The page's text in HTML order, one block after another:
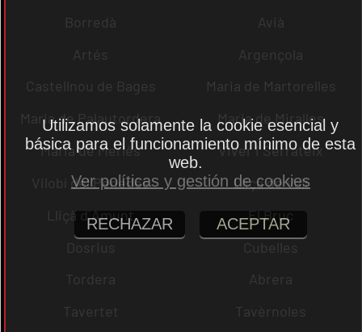
Borredà
Avià
Artés
Argençola
Castellnou de Bages
Maria de Martorelles
Maria de Palautordera
Maria de Miralles
Maria de Merlès
Viver i Serrateix
Vilobí del Penedès
Lliçà de Vall
Lliçà d´Amunt
El Bruc
Dosrius
Cubelles
Tordera
Abrera
Tavertet
Tavèrnoles
Utilizamos solamente la cookie esencial y
básica para el funcionamiento mínimo de esta
web.
Ver políticas y gestión de cookies
RECHAZAR ACEPTAR